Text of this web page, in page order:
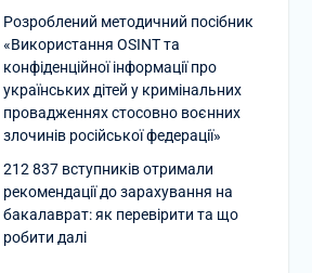
Розроблений методичний посібник
«Використання OSINT та
конфіденційної інформації про
українських дітей у кримінальних
провадженнях стосовно воєнних
злочинів російської федерації»
212 837 вступників отримали
рекомендації до зарахування на
бакалаврат: як перевірити та що
робити далі